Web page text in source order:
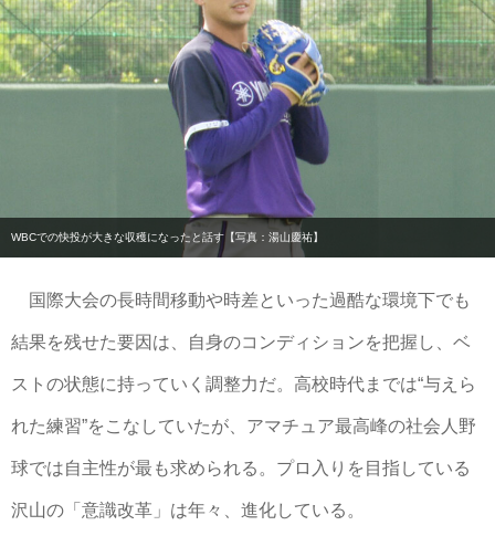
WBCでの快投が大きな収穫になったと話す【写真：湯山慶祐】
国際大会の長時間移動や時差といった過酷な環境下でも
結果を残せた要因は、自身のコンディションを把握し、ベ
ストの状態に持っていく調整力だ。高校時代までは“与えら
れた練習”をこなしていたが、アマチュア最高峰の社会人野
球では自主性が最も求められる。プロ入りを目指している
沢山の「意識改革」は年々、進化している。